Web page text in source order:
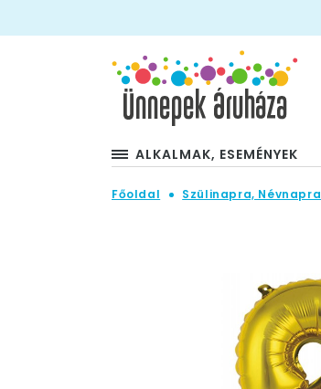
ALKALMAK, ESEMÉNYEK
Főoldal Szülinapra, Névnapra